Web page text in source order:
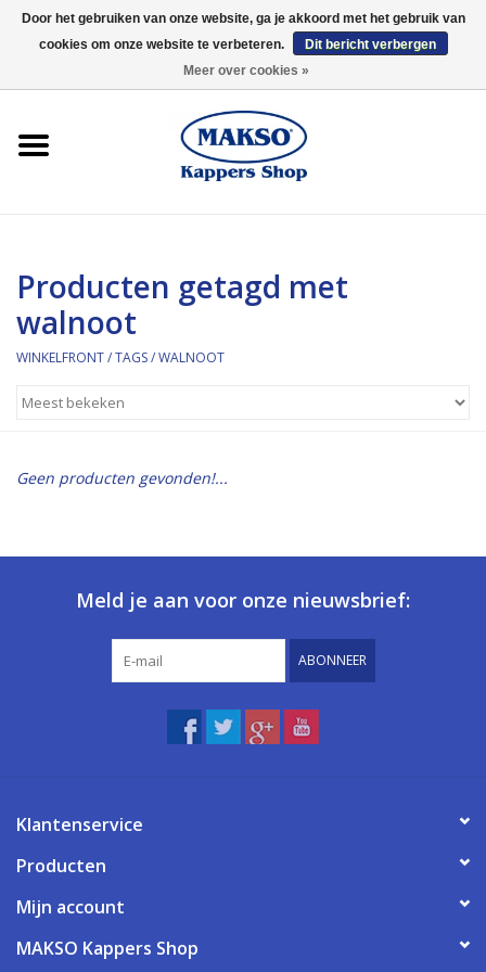
0 Artikelen - €0,00
Kaaral
360
Merken
Merken
Producten getagd met
walnoot
WINKELFRONT/TAGS/WALNOOT
Geen producten gevonden!...
Meld je aan voor onze nieuwsbrief:
ABONNEER
Klantenservice
Producten
Mijn account
MAKSO Kappers Shop
Door het gebruiken van onze website, ga je akkoord met het gebruik van
cookies om onze website te verbeteren.
Dit bericht verbergen
Meer over cookies »